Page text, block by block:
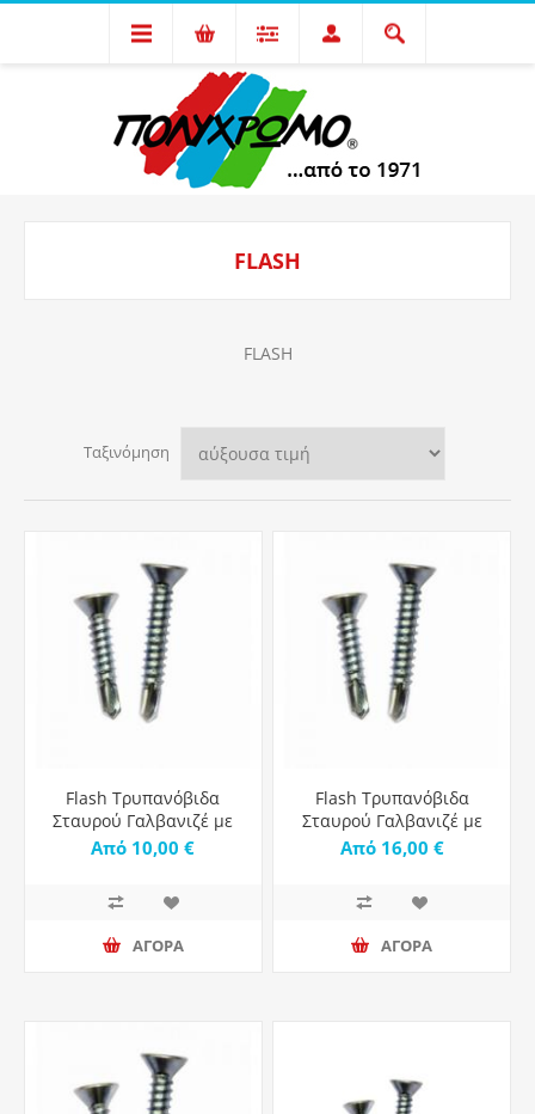
FLASH
FLASH
Ταξινόμηση
Flash Τρυπανόβιδα
Σταυρού Γαλβανιζέ με
Διάμετρο M3.9 - 1000τμχ
Από 10,00 €
ΑΓΟΡΑ
Flash Τρυπανόβιδα
Σταυρού Γαλβανιζέ με
Διάμετρο M4.2 - 1000τμχ
Από 16,00 €
ΑΓΟΡΑ